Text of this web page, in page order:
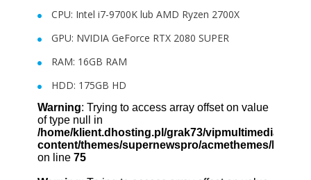
CPU: Intel i7-9700K lub AMD Ryzen 2700X
GPU: NVIDIA GeForce RTX 2080 SUPER
RAM: 16GB RAM
HDD: 175GB HD